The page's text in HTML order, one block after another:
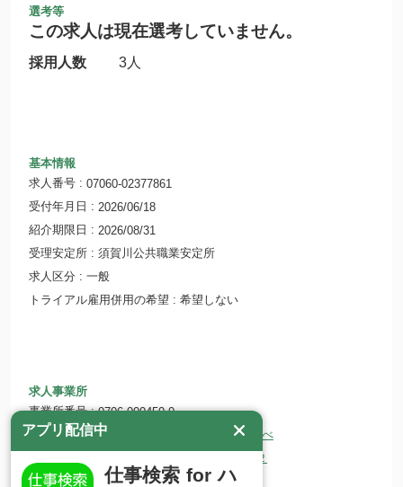
選考等
この求人は現在選考していません。
採用人数 3人
基本情報
求人番号
07060-02377861
受付年月日
2026/06/18
紹介期限日
2026/08/31
受理安定所
須賀川公共職業安定所
求人区分
一般
トライアル雇用併用の希望
希望しない
求人事業所
事業所番号
0706-000450-0
事業所名
株式会社コンフェクションわたなべ
〒962-0041 福島県須賀川市横山町２
ホームページ
アプリ配信中
仕事検索 for ハ